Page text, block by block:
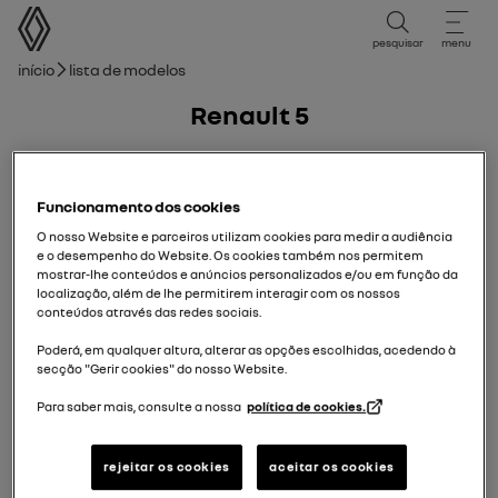
Manual do Utilizador
pesquisar menu
Caminho de navegação
Início Lista de modelos
Renault 5
Funcionamento dos cookies
O nosso Website e parceiros utilizam cookies para medir a audiência
e o desempenho do Website. Os cookies também nos permitem
mostrar-lhe conteúdos e anúncios personalizados e/ou em função da
localização, além de lhe permitirem interagir com os nossos
conteúdos através das redes sociais.
Poderá, em qualquer altura, alterar as opções escolhidas, acedendo à
secção "Gerir cookies" do nosso Website.
Para saber mais, consulte a nossa política de cookies.
rejeitar os cookies aceitar os cookies